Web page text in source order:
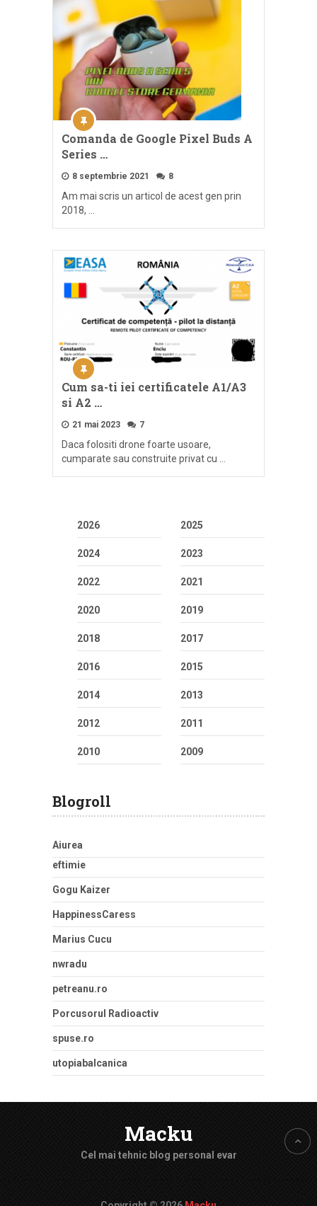
Comanda de Google Pixel Buds A
Series …
8 septembrie 2021 8
Am mai scris un articol de acest gen prin
2018, …
Cum sa-ti iei certificatele A1/A3
si A2 …
21 mai 2023 7
Daca folositi drone foarte usoare,
cumparate sau construite privat cu …
2026 2025
2024 2023
2022 2021
2020 2019
2018 2017
2016 2015
2014 2013
2012 2011
2010 2009
Blogroll
Aiurea
eftimie
Gogu Kaizer
HappinessCaress
Marius Cucu
nwradu
petreanu.ro
Porcusorul Radioactiv
spuse.ro
utopiabalcanica
Macku
Cel mai tehnic blog personal evar